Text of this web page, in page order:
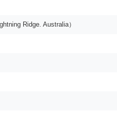
Ridge. Australia）